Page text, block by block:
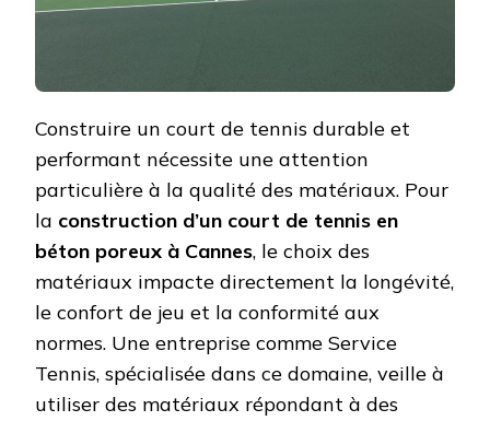
Construire un court de tennis durable et
performant nécessite une attention
particulière à la qualité des matériaux. Pour
la construction d’un court de tennis en
béton poreux à Cannes, le choix des
matériaux impacte directement la longévité,
le confort de jeu et la conformité aux
normes. Une entreprise comme Service
Tennis, spécialisée dans ce domaine, veille à
utiliser des matériaux répondant à des